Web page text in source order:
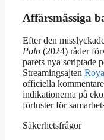
Affärsmässiga
Efter den
Polo (2024) råder
parets nya scriptade
Streamingsajten
officiella
indikationerna på
förluster för
Säkerhetsfrågor